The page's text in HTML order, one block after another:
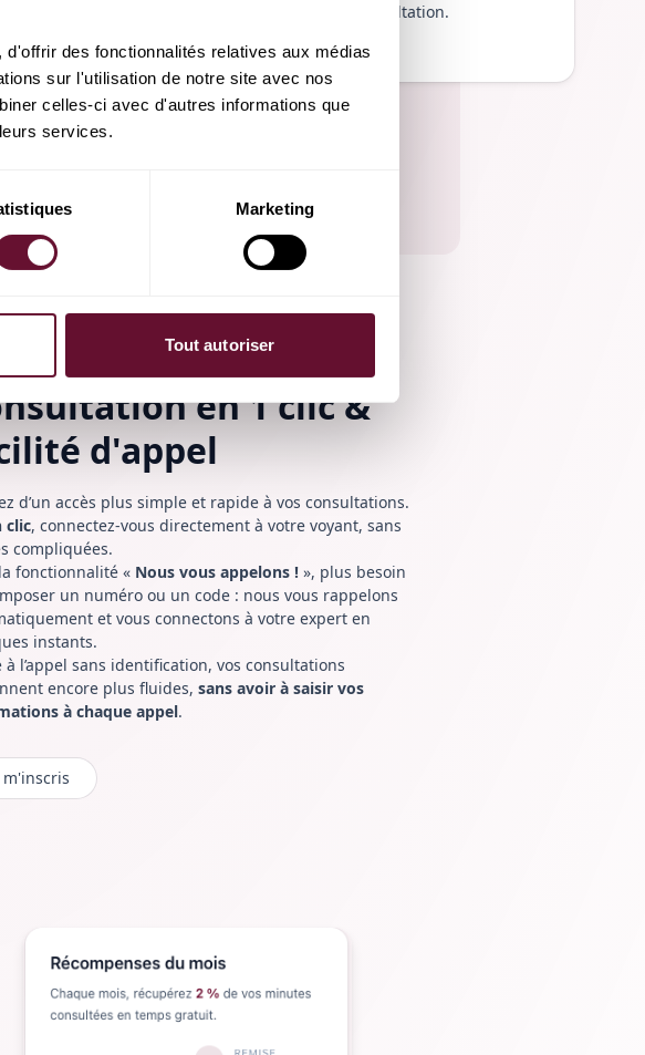
des fonctionnalités relatives aux médias
sur l'utilisation de notre site avec nos
celles-ci avec d'autres informations que
services.
Marketing
Tout autoriser
chaque consultation.
en 1 clic &
d'appel
d’un accès plus simple et rapide à vos consultations.
clic, connectez-vous directement à votre voyant, sans
compliquées.
fonctionnalité « Nous vous appelons !», plus besoin
un numéro ou un code : nous vous rappelons
et vous connectons à votre expert en
instants.
à l’appel sans identification, vos consultations
encore plus fluides, sans avoir à saisir vos
à chaque appel.
m'inscris